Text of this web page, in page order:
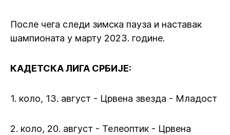
После чега следи зимска пауза и наставак
шампионата у марту 2023. године.
КАДЕТСКА ЛИГА СРБИЈЕ:
1. коло, 13. август - Црвена звезда - Младост
2. коло, 20. август - Телеоптик - Црвена